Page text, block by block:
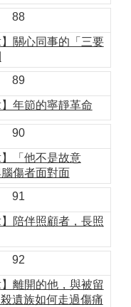
88
】關心同事的「三要
89
】年節的寧靜革命
90
】「他不是故意
傷者面對面
91
】陪伴照顧者，長照
92
】離開的他，與被留
遺族如何走過傷痛